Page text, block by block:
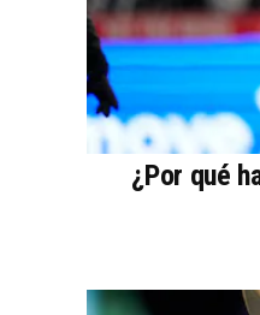
¿Por qué